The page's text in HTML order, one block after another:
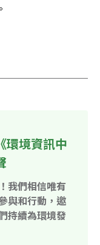
環境資訊中
我們相信唯有
與和行動，邀
持續為環境發